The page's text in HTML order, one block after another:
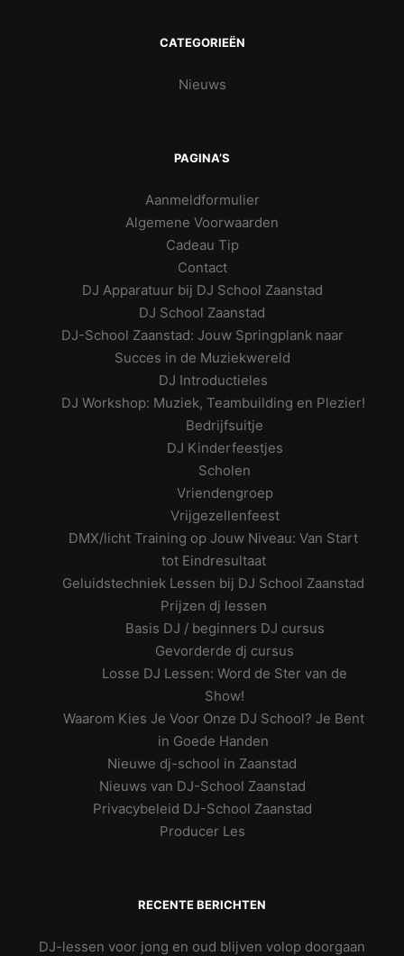
CATEGORIEËN
Nieuws
PAGINA’S
Aanmeldformulier
Algemene Voorwaarden
Cadeau Tip
Contact
DJ Apparatuur bij DJ School Zaanstad
DJ School Zaanstad
DJ-School Zaanstad: Jouw Springplank naar
Succes in de Muziekwereld
DJ Introductieles
DJ Workshop: Muziek, Teambuilding en Plezier!
Bedrijfsuitje
DJ Kinderfeestjes
Scholen
Vriendengroep
Vrijgezellenfeest
DMX/licht Training op Jouw Niveau: Van Start
tot Eindresultaat
Geluidstechniek Lessen bij DJ School Zaanstad
Prijzen dj lessen
Basis DJ / beginners DJ cursus
Gevorderde dj cursus
Losse DJ Lessen: Word de Ster van de
Show!
Waarom Kies Je Voor Onze DJ School? Je Bent
in Goede Handen
Nieuwe dj-school in Zaanstad
Nieuws van DJ-School Zaanstad
Privacybeleid DJ-School Zaanstad
Producer Les
RECENTE BERICHTEN
DJ-lessen voor jong en oud blijven volop doorgaan